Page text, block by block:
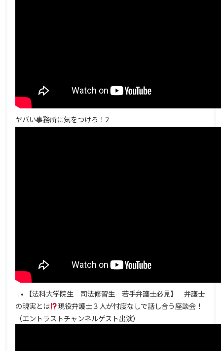
ヤバい事務所に気をつけろ！2
• 【法科大学院生 司法修習生 若手弁護士必見】 弁護士
の現実とは
現役弁護士３人が忖度なしで話し合う座談会！
（エントラストチャンネルゲスト出演）